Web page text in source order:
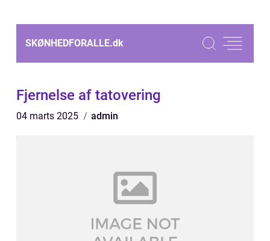
SKØNHEDFORALLE.dk
Fjernelse af tatovering
04 marts 2025 admin